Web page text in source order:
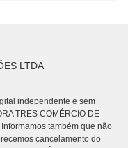
LTDA
independente e sem
TRES COMÉRCIO DE
também que não
cancelamento do